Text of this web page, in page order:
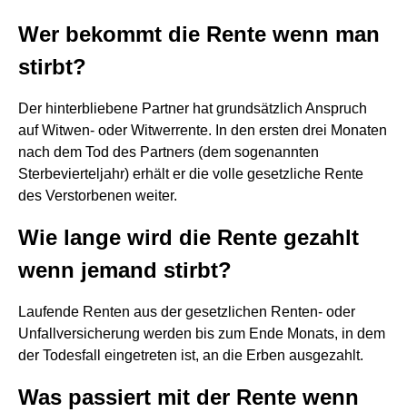
Wer bekommt die Rente wenn man
stirbt?
Der hinterbliebene Partner hat grundsätzlich Anspruch
auf Witwen- oder Witwerrente. In den ersten drei Monaten
nach dem Tod des Partners (dem sogenannten
Sterbevierteljahr) erhält er die volle gesetzliche Rente
des Verstorbenen weiter.
Wie lange wird die Rente gezahlt
wenn jemand stirbt?
Laufende Renten aus der gesetzlichen Renten- oder
Unfallversicherung werden bis zum Ende Monats, in dem
der Todesfall eingetreten ist, an die Erben ausgezahlt.
Was passiert mit der Rente wenn